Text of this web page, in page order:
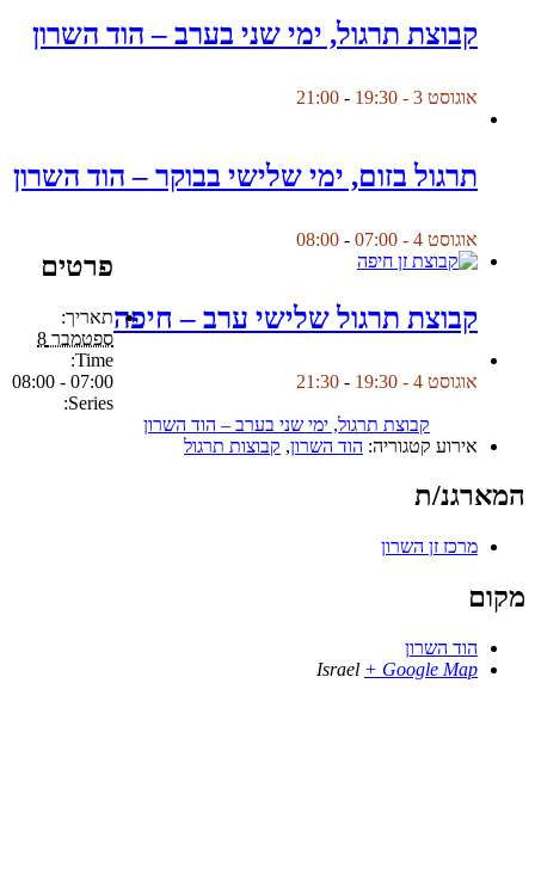
קבוצת תרגול, ימי שני בערב – הוד השרון
אוגוסט 3 - 19:30 -
21:00
תרגול בזום, ימי שלישי בבוקר – הוד השרון
אוגוסט 4 - 07:00 -
08:00
קבוצת תרגול שלישי ערב – חיפה
אוגוסט 4 - 19:30 -
21:30
פרטים
תאריך:
ספטמבר 8
Time:
07:00 - 08:00
Series:
קבוצת תרגול, ימי שני בערב – הוד השרון
אירוע קטגוריה: הוד השרון, קבוצות תרגול
המארגנ/ת
מרכז זן השרון
מקום
הוד השרון
Israel + Google Map